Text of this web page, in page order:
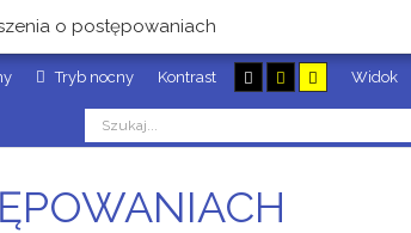
Tryb nocny Kontrast Widok
o postępowaniach